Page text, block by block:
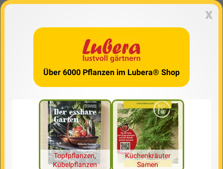
x
Über 6000 Pflanzen im Lubera® Shop
Topfpflanzen,
Kübelpflanzen
Küchenkräuter
Samen